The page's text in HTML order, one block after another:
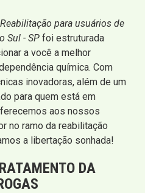
para usuários de
Sul - SP foi estruturada
a você a melhor
química. Com
inovadoras, além de um
para quem está em
aos nossos
no ramo da reabilitação
a libertação sonhada!
DA